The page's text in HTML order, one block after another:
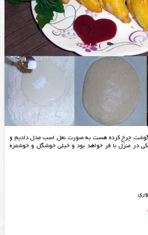
گوشت چرخ کرده هست به صورت نعل اسب مدل دادیم و
در منزل با فر خواهد بود و خیلی خوشگل و خوشمزه